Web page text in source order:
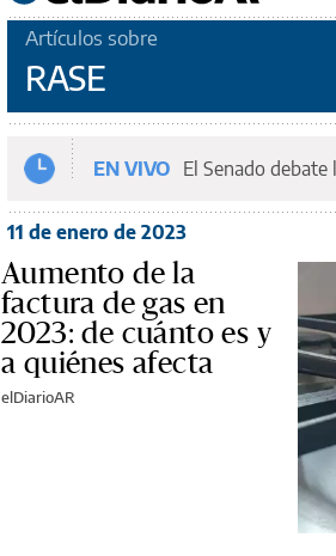
Artículos sobre
RASE
EN VIVO El Senado
11 de enero de 2023
Aumento de la
factura de gas en
2023: de cuánto es y
a quiénes afecta
elDiarioAR